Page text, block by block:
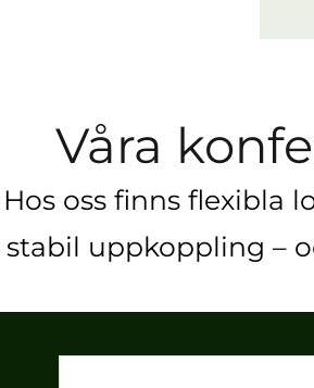
Våra
Hos oss finns flexibla
stabil uppkoppling –